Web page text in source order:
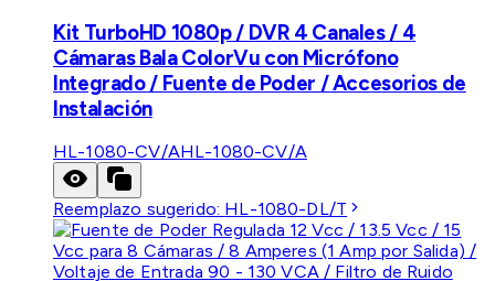
Kit TurboHD 1080p / DVR 4 Canales / 4
Cámaras Bala ColorVu con Micrófono
Integrado / Fuente de Poder / Accesorios de
Instalación
HL-1080-CV/AHL-1080-CV/A
Reemplazo sugerido: HL-1080-DL/T